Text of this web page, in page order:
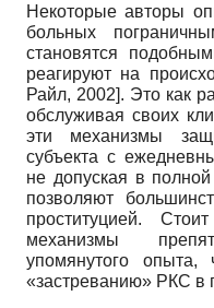
Некоторые авторы
больных
становятся
реагируют на
Райл, 2002]. Это как
обслуживая своих
эти механизмы
субъекта с
не допуская в
позволяют
проституцией.
механизмы
упомянутого опыта,
«застреванию» РКС в